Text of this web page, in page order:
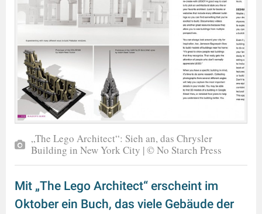
„The Lego Architect“: Sieh an, das Chrysler
Building in New York City | © No Starch Press
Mit „The Lego Architect“ erscheint im
Oktober ein Buch, das viele Gebäude der